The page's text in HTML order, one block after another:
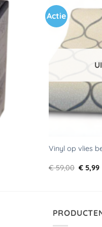
Toevoegen
verlanglijst
Actie
Vinyl op vlies
€59,00
prijs
€ 5,99